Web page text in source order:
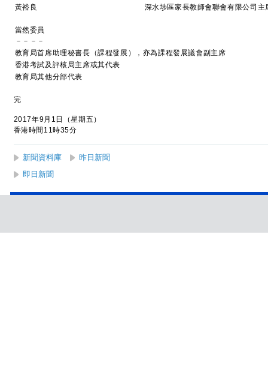
黃裕良
深水埗區家長教師會聯會有限公司主
當然委員
－－－－
教育局首席助理秘書長（課程發展），亦為課程發展議會副主席
香港考試及評核局主席或其代表
教育局其他分部代表
完
2017年9月1日（星期五）
香港時間11時35分
新聞資料庫
昨日新聞
即日新聞